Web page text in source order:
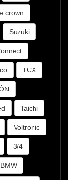
crown
Suzuki
TCX
Taichi
Voltronic
3/4
BMW